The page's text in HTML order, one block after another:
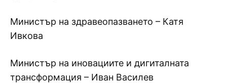
Министър на здравеопазването – Катя
Ивкова
Министър на иновациите и дигиталната
трансформация – Иван Василев